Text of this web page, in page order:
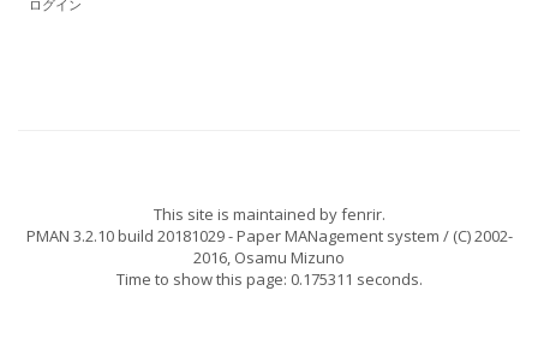
ログイン
This site is maintained byfenrir.
PMAN 3.2.10 build 20181029- Paper MANagement system / (C) 2002-
2016, Osamu Mizuno
Time to show this page: 0.175311 seconds.